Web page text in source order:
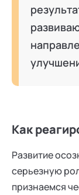
Как
Развитие
серьезную
признаемся